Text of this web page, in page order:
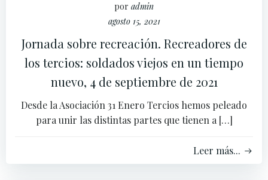
por admin
agosto 15, 2021
Jornada sobre recreación. Recreadores de
los tercios: soldados viejos en un tiempo
nuevo, 4 de septiembre de 2021
Desde la Asociación 31 Enero Tercios hemos peleado
para unir las distintas partes que tienen a […]
Leer más...